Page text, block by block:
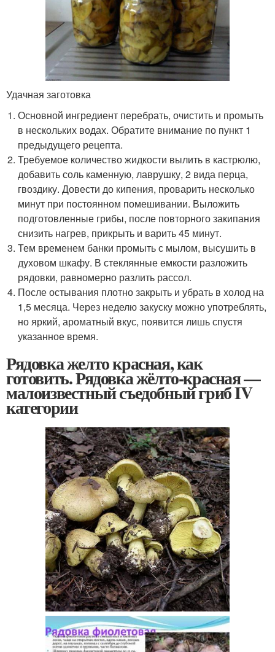
Удачная заготовка
Основной ингредиент перебрать, очистить и промыть
в нескольких водах. Обратите внимание по пункт 1
предыдущего рецепта.
Требуемое количество жидкости вылить в кастрюлю,
добавить соль каменную, лаврушку, 2 вида перца,
гвоздику. Довести до кипения, проварить несколько
минут при постоянном помешивании. Выложить
подготовленные грибы, после повторного закипания
снизить нагрев, прикрыть и варить 45 минут.
Тем временем банки промыть с мылом, высушить в
духовом шкафу. В стеклянные емкости разложить
рядовки, равномерно разлить рассол.
После остывания плотно закрыть и убрать в холод на
1,5 месяца. Через неделю закуску можно употреблять,
но яркий, ароматный вкус, появится лишь спустя
указанное время.
Рядовка желто красная, как
готовить. Рядовка жёлто-красная —
малоизвестный съедобный гриб IV
категории